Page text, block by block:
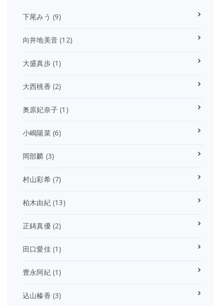
下尾みう (9)
向井地美音 (12)
大盛真歩(1)
大西桃香 (2)
奥原妃奈子 (1)
小嶋陽菜(6)
岡部麟 (3)
村山彩希(7)
柏木由紀(13)
正鋳真優(2)
田口愛佳(1)
豊永阿紀(1)
込山榛香 (3)